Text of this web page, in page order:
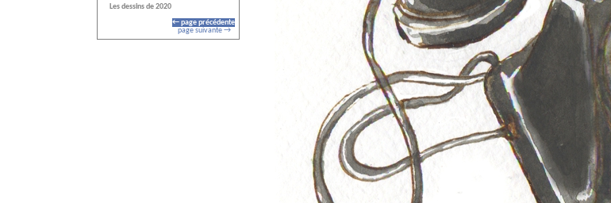
Les dessins de 2020
← page précédente
page suivante →